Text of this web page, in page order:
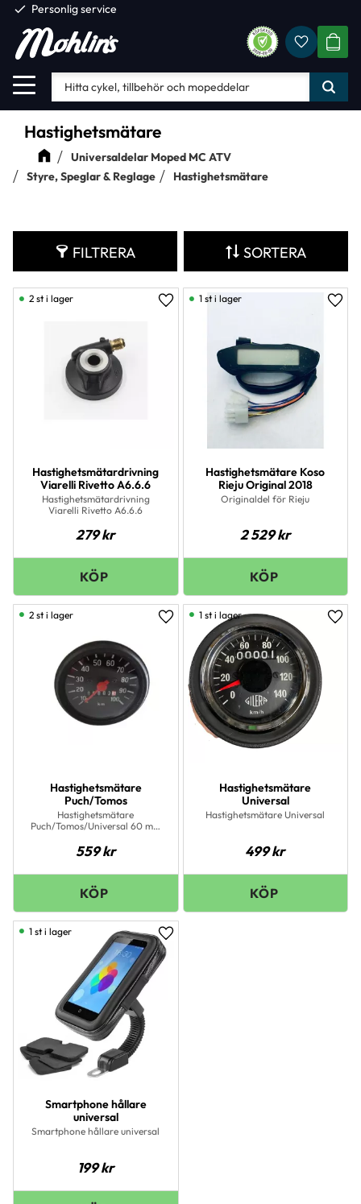
Meny
check Personlig service
Hastighetsmätare
Universaldelar Moped MC ATV
Styre, Speglar & Reglage
Hastighetsmätare
FILTRERA SORTERA
Hastighetsmätardrivning
Viarelli Rivetto A6.6.6
Hastighetsmätardrivning
Viarelli Rivetto A6.6.6
279kr
Lägg till i favoriter
2 st i lager
Hastighetsmätare Koso
Rieju Original 2018
Originaldel för Rieju
2 529kr
1 st i lager
Hastighetsmätare
Puch/Tomos
Hastighetsmätare
Puch/Tomos/Universal 60 mm
559kr
Lägg till i favoriter
2 st i lager
Hastighetsmätare
Universal
Hastighetsmätare Universal
499kr
1 st i lager
Smartphone hållare
universal
Smartphone hållare universal
199kr
Lägg till i favoriter
1 st i lager